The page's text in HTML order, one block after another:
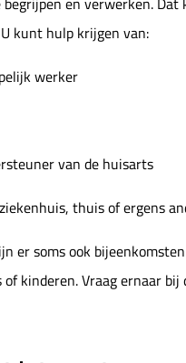
kunt hulp krijgen van:
werker
van de huisarts
thuis of ergens
er soms ook
kinderen. Vraag ernaar bij